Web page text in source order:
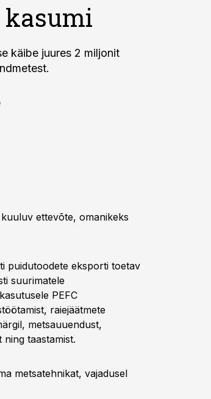
kasumi
käibe juures 2 miljonit
ettevõte, omanikeks
puidutoodete eksporti toetav
suurimatele
PEFC
raiejäätmete
metsauuendust,
ning taastamist.
metsatehnikat, vajadusel